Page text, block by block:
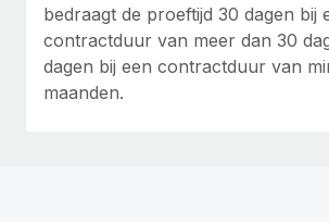
bedraagt de proeftijd 30 dagen bij
contractduur van meer dan 30
dagen bij een contractduur van
maanden.